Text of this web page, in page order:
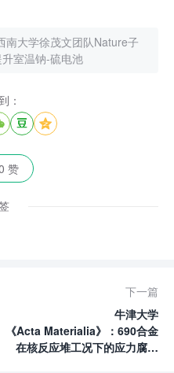
南大学徐茂文团队Nature子
室温钠-硫电池
：
 
赞
下一篇
牛津大学
《Acta Materialia》：690合金
在核反应堆工况下的应力腐蚀